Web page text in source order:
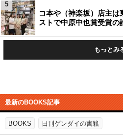
コ本や（神楽坂）店主は
ストで中原中也賞受賞の
5
もっとみ
最新のBOOKS記事
BOOKS 日刊ゲンダイの書籍